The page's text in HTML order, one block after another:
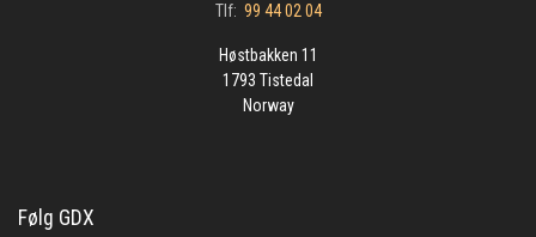
Tlf: 99 44 02 04
Høstbakken 11
1793 Tistedal
Norway
Følg GDX